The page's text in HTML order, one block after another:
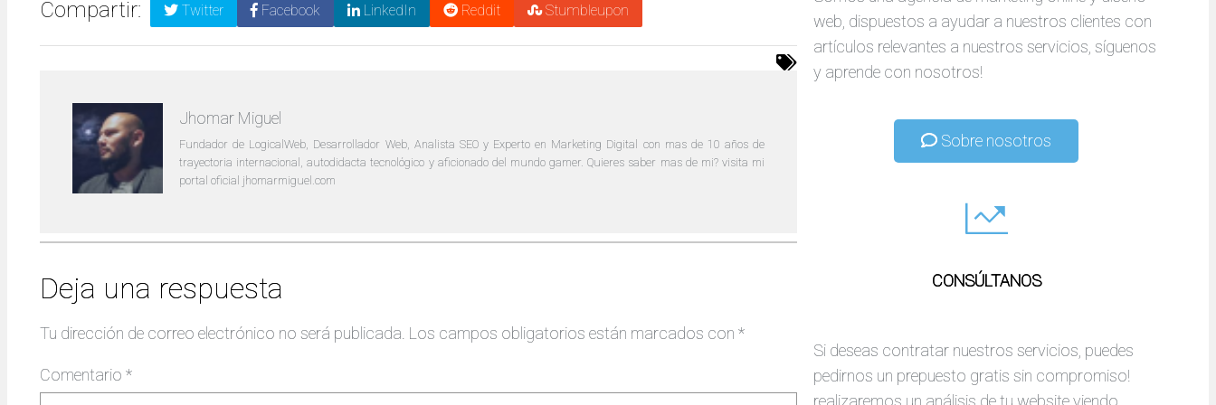
Compartir: Twitter Facebook LinkedIn Reddit Stumbleupon
Jhomar Miguel
Fundador de LogicalWeb, Desarrollador Web, Analista SEO y Experto en Marketing Digital con mas de 10 años de
trayectoria internacional, autodidacta tecnológico y aficionado del mundo gamer. Quieres saber mas de mi? visita mi
portal oficial jhomarmiguel.com
Deja una respuesta
Tu dirección de correo electrónico no será publicada. Los campos obligatorios están marcados con *
Comentario *
web, dispuestos a ayudar a nuestros clientes con
artículos relevantes a nuestros servicios, síguenos
y aprende con nosotros!
Sobre nosotros
CONSÚLTANOS
Si deseas contratar nuestros servicios, puedes
pedirnos un prepuesto gratis sin compromiso!
realizaremos un análisis de tu website viendo